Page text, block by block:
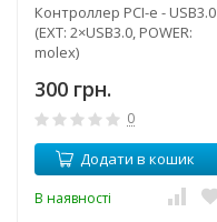
Контроллер PCI-e - USB3.0
(EXT: 2×USB3.0, POWER:
molex)
300 грн.
0
Додати в кошик
В наявності